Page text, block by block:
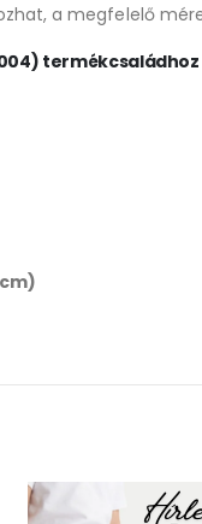
a megfelelő
termékcsaládhoz